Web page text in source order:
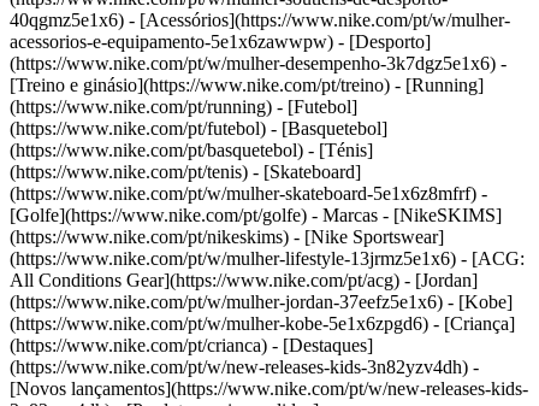
40qgmz5e1x6) - [Acessórios](https://www.nike.com/pt/w/mulher-
acessorios-e-equipamento-5e1x6zawwpw) - [Desporto]
(https://www.nike.com/pt/w/mulher-desempenho-3k7dgz5e1x6) -
[Treino e ginásio](https://www.nike.com/pt/treino) - [Running]
(https://www.nike.com/pt/running) - [Futebol]
(https://www.nike.com/pt/futebol) - [Basquetebol]
(https://www.nike.com/pt/basquetebol) - [Ténis]
(https://www.nike.com/pt/tenis) - [Skateboard]
(https://www.nike.com/pt/w/mulher-skateboard-5e1x6z8mfrf) -
[Golfe](https://www.nike.com/pt/golfe) - Marcas - [NikeSKIMS]
(https://www.nike.com/pt/nikeskims) - [Nike Sportswear]
(https://www.nike.com/pt/w/mulher-lifestyle-13jrmz5e1x6) - [ACG:
All Conditions Gear](https://www.nike.com/pt/acg) - [Jordan]
(https://www.nike.com/pt/w/mulher-jordan-37eefz5e1x6) - [Kobe]
(https://www.nike.com/pt/w/mulher-kobe-5e1x6zpgd6) - [Criança]
(https://www.nike.com/pt/crianca) - [Destaques]
(https://www.nike.com/pt/w/new-releases-kids-3n82yzv4dh) -
[Novos lançamentos](https://www.nike.com/pt/w/new-releases-kids-